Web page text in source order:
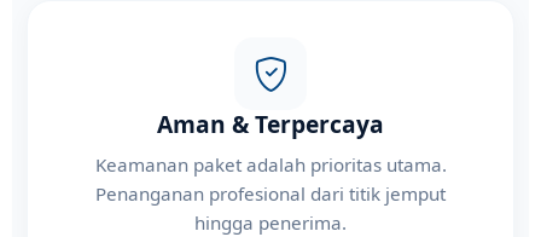
Aman & Terpercaya
Keamanan paket adalah prioritas utama.
Penanganan profesional dari titik jemput
hingga penerima.